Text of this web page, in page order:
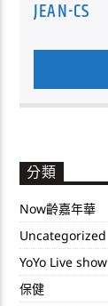
JEAN-CS
分類
Now齡嘉年華
Uncategorized
YoYo Live show
保健